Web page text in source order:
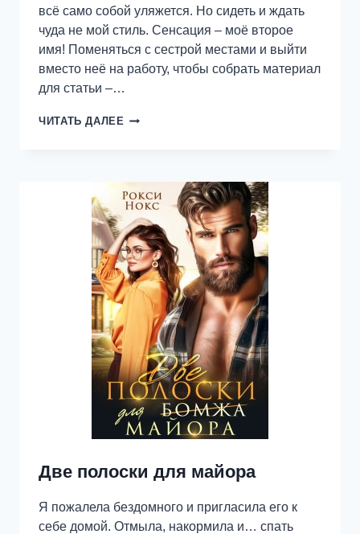
всё само собой уляжется. Но сидеть и ждать
чуда не мой стиль. Сенсация – моё второе
имя! Поменяться с сестрой местами и выйти
вместо неё на работу, чтобы собрать материал
для статьи –…
ЧИТАТЬ ДАЛЕЕ ПРИТВОРЩИЦА
Две полоски для майора
Я пожалела бездомного и пригласила его к
себе домой. Отмыла, накормила и… спать